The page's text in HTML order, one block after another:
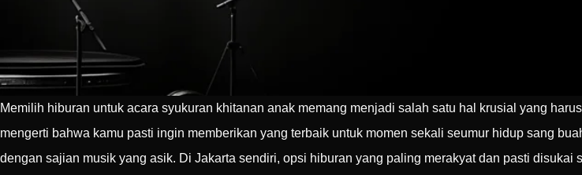
Memilih hiburan untuk acara syukuran khitanan anak memang menjadi salah satu hal krusial yang
mengerti bahwa kamu pasti ingin memberikan yang terbaik untuk momen sekali seumur hidup sang
dengan sajian musik yang asik. Di Jakarta sendiri, opsi hiburan yang paling merakyat dan pasti disukai